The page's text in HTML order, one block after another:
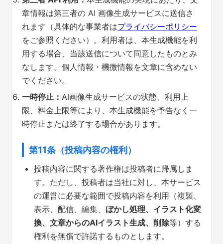
章情報は第三者の AI 画像生成サービスに送信さ
れます（具体的な事業者はプライバシーポリシー
をご参照ください）。利用者は、本生成機能を利
用する場合、当該送信について同意したものとみ
なします。個人情報・機微情報を文章に含めない
でください。
一時停止： AI画像生成サービスの状態、利用上
限、料金上限等により、本生成機能を予告なく一
時停止または終了する場合があります。
第11条（投稿内容の権利）
投稿内容に関する著作権は投稿者に帰属しま
す。ただし、投稿者は当社に対し、本サービス
の運営に必要な範囲で投稿内容を利用（複製、
表示、配信、編集、 ぼかし処理、イラスト化変
換、文章からのAIイラスト生成、削除等）する
権利を無償で許諾するものとします。